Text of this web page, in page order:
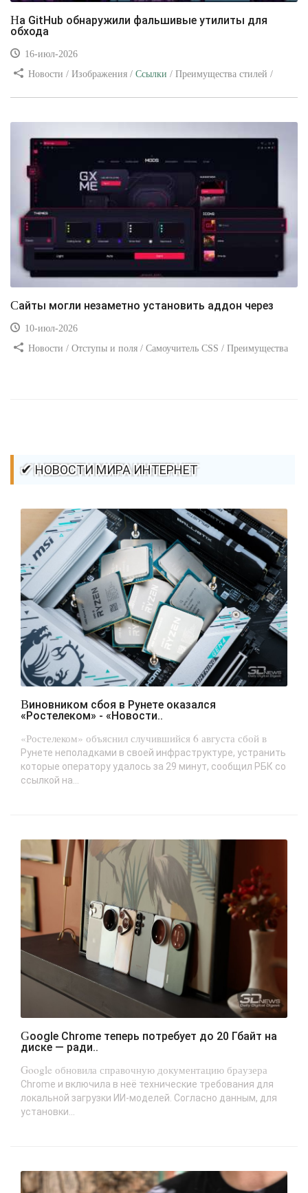
На GitHub обнаружили фальшивые утилиты для
обхода
16-июл-2026
Новости / Изображения / Ссылки / Преимущества стилей /
Сайты могли незаметно установить аддон через
10-июл-2026
Новости / Отступы и поля / Самоучитель CSS / Преимущества
✔ НОВОСТИ МИРА ИНТЕРНЕТ
Виновником сбоя в Рунете оказался
«Ростелеком» - «Новости..
«Ростелеком» объяснил случившийся 6 августа сбой в
Рунете неполадками в своей инфраструктуре, устранить
которые оператору удалось за 29 минут, сообщил РБК со
ссылкой на...
Google Chrome теперь потребует до 20 Гбайт на
диске — ради..
Google обновила справочную документацию браузера
Chrome и включила в неё технические требования для
локальной загрузки ИИ-моделей. Согласно данным, для
установки...